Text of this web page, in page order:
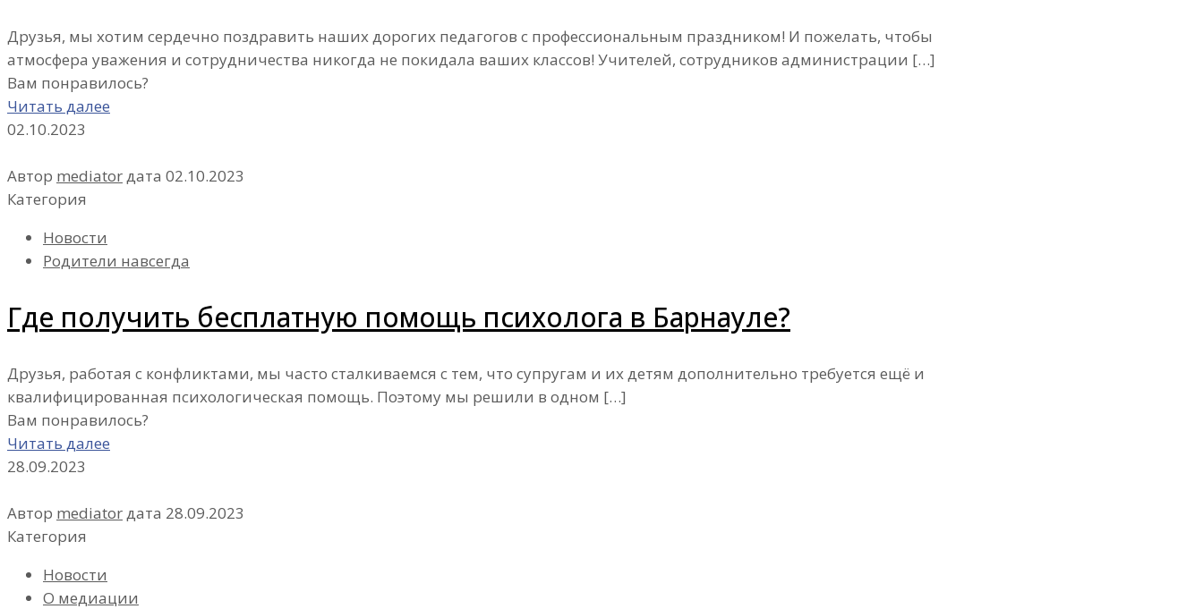
Друзья, мы хотим сердечно поздравить наших дорогих педагогов с профессиональным праздником! И пожелать, чтобы
атмосфера уважения и сотрудничества никогда не покидала ваших классов! Учителей, сотрудников администрации […]
Вам понравилось?
Читать далее
02.10.2023
Автор mediatorдата 02.10.2023
Категория
Новости
Родители навсегда
Где получить бесплатную помощь психолога в Барнауле?
Друзья, работая с конфликтами, мы часто сталкиваемся с тем, что супругам и их детям дополнительно требуется ещё и
квалифицированная психологическая помощь. Поэтому мы решили в одном […]
Вам понравилось?
Читать далее
28.09.2023
Автор mediatorдата 28.09.2023
Категория
Новости
О медиации